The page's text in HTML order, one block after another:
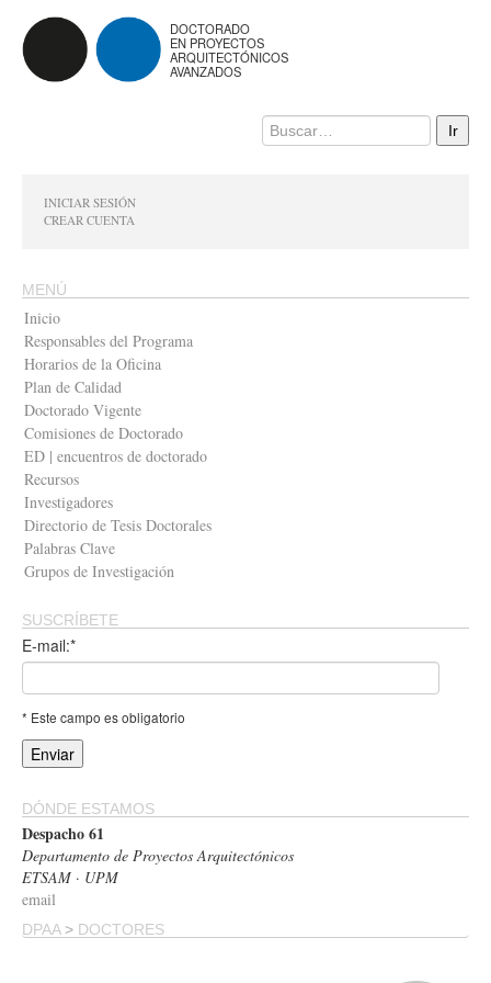
DOCTORADO
EN PROYECTOS
ARQUITECTÓNICOS
AVANZADOS
INICIAR SESIÓN
CREAR CUENTA
MENÚ
Inicio
Responsables del Programa
Horarios de la Oficina
Plan de Calidad
Doctorado Vigente
Comisiones de Doctorado
ED | encuentros de doctorado
Recursos
Investigadores
Directorio de Tesis Doctorales
Palabras Clave
Grupos de Investigación
SUSCRÍBETE
E-mail:*
* Este campo es obligatorio
DÓNDE ESTAMOS
Despacho 61
Departamento de Proyectos Arquitectónicos
ETSAM · UPM
email
DPAA> DOCTORES